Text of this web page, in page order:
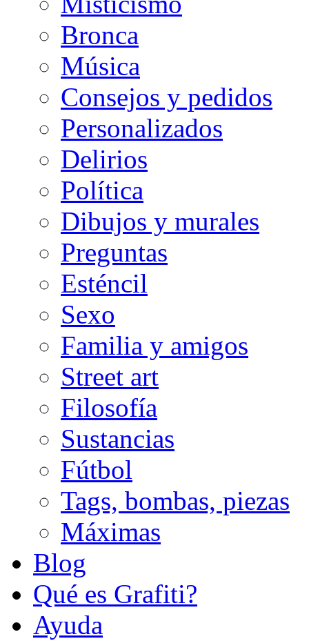
Bronca
Música
Consejos y pedidos
Personalizados
Delirios
Política
Dibujos y murales
Preguntas
Esténcil
Sexo
Familia y amigos
Street art
Filosofía
Sustancias
Fútbol
Tags, bombas, piezas
Máximas
Blog
Qué es Grafiti?
Ayuda